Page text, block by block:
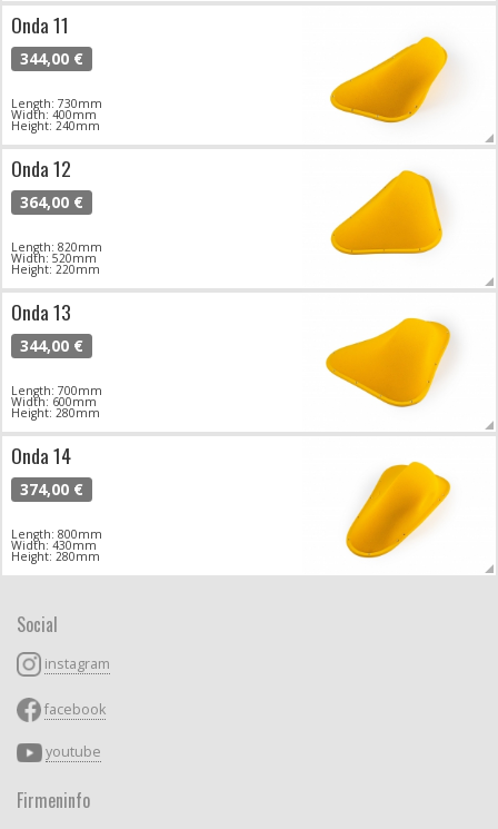
Onda 11
344,00 €
Length: 730mm
Width: 400mm
Height: 240mm
Onda 12
364,00 €
Length: 820mm
Width: 520mm
Height: 220mm
Onda 13
344,00 €
Length: 700mm
Width: 600mm
Height: 280mm
Onda 14
374,00 €
Length: 800mm
Width: 430mm
Height: 280mm
Social
instagram
facebook
youtube
Firmeninfo